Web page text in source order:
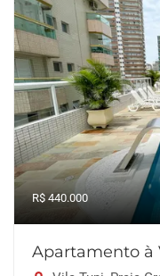
R$ 440.000
Apartamento à